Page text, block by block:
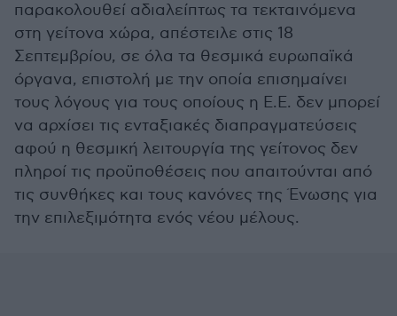
παρακολουθεί αδιαλείπτως τα τεκταινόμενα
στη γείτονα χώρα, απέστειλε στις 18
Σεπτεμβρίου, σε όλα τα θεσμικά ευρωπαϊκά
όργανα, επιστολή με την οποία επισημαίνει
τους λόγους για τους οποίους η Ε.Ε. δεν μπορεί
να αρχίσει τις ενταξιακές διαπραγματεύσεις
αφού η θεσμική λειτουργία της γείτονος δεν
πληροί τις προϋποθέσεις που απαιτούνται από
τις συνθήκες και τους κανόνες της Ένωσης για
την επιλεξιμότητα ενός νέου μέλους.